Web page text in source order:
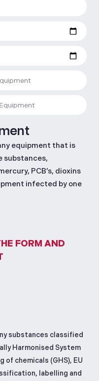
equipment that is
substances,
PCB’s, dioxins
infected by one
FORM AND
substances classified
Harmonised System
chemicals (GHS), EU
labelling and